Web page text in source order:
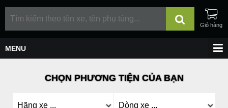
CHỌN PHƯƠNG TIỆN CỦA BẠN